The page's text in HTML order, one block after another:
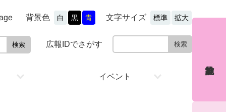
背景色 白 黒 青 文字サイズ 標準 拡大
広報IDでさがす
イベント